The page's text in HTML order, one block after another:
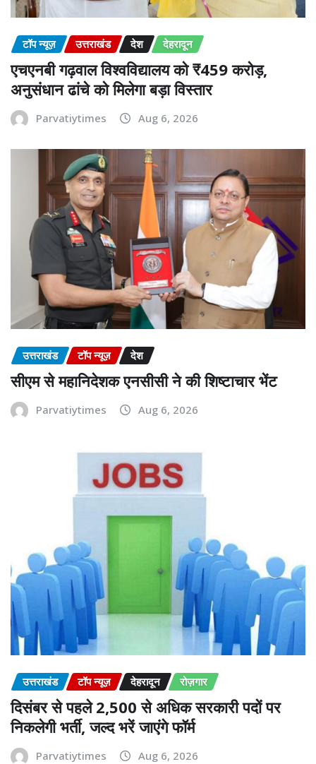
टॉप न्यूज़ उत्तराखंड देश देहरादून
एचएनबी गढ़वाल विश्वविद्यालय को ₹459 करोड़,
अनुसंधान ढांचे को मिलेगा बड़ा विस्तार
Parvatiytimes Aug 6, 2026
उत्तराखंड टॉप न्यूज़ देश
सीएम से महानिदेशक एनसीसी ने की शिष्टाचार भेंट
Parvatiytimes Aug 6, 2026
उत्तराखंड टॉप न्यूज़ देहरादून रोज़गार
दिसंबर से पहले 2,500 से अधिक सरकारी पदों पर
निकलेगी भर्ती, जल्द भरें जाएंगे फॉर्म
Parvatiytimes Aug 6, 2026